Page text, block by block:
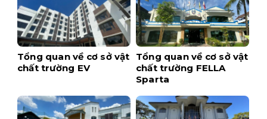
Tổng quan về cơ sở vật
chất trường EV
Tổng quan về cơ sở vật
chất trường FELLA
Sparta